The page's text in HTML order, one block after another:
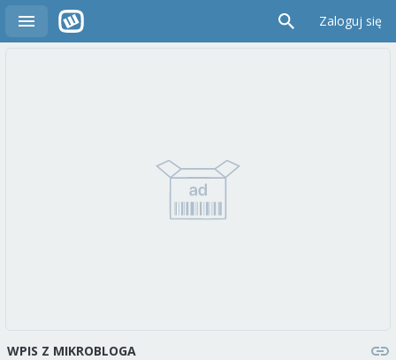
Zaloguj się
WPIS Z MIKROBLOGA